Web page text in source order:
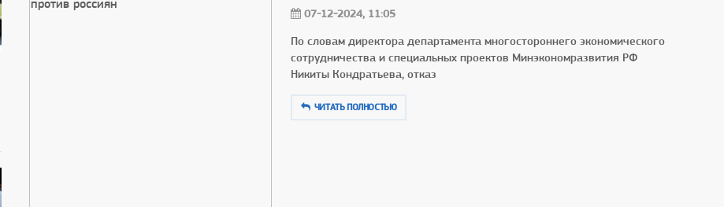
07-12-2024, 11:05
По словам директора департамента многостороннего экономического
сотрудничества и специальных проектов Минэкономразвития РФ
Никиты Кондратьева, отказ
ЧИТАТЬ ПОЛНОСТЬЮ